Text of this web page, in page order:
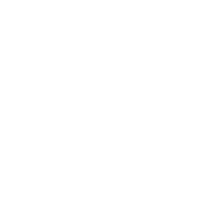
き作成されるも
です。
ず変更すること
1000ppm以下、
下、フタル酸ジブチ
要な手段を講じ